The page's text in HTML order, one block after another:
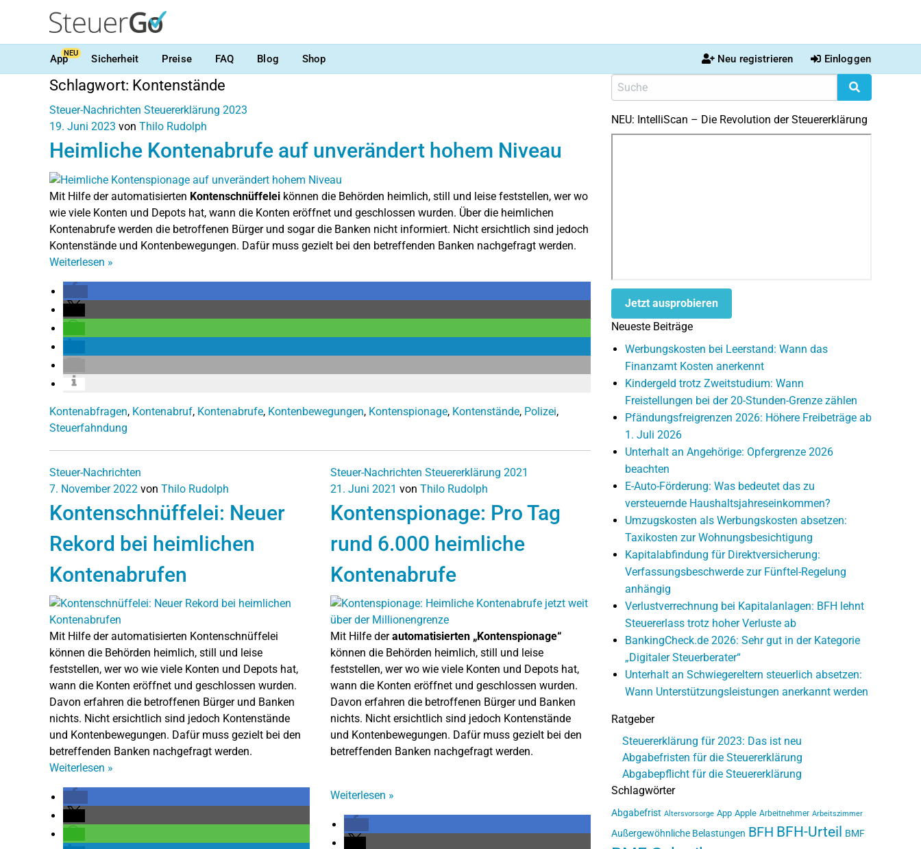
AppNEU Sicherheit Preise FAQ Blog Shop Neu registrieren Einloggen
Schlagwort: Kontenstände
Steuer-Nachrichten Steuererklärung 2023
19. Juni 2023 von Thilo Rudolph
Heimliche Kontenabrufe auf unverändert hohem Niveau
Mit Hilfe der automatisierten Kontenschnüffelei können die Behörden heimlich, still und leise feststellen, wer wo
wie viele Konten und Depots hat, wann die Konten eröffnet und geschlossen wurden. Über die heimlichen
Kontenabrufe werden die betroffenen Bürger und sogar die Banken nicht informiert. Nicht ersichtlich sind jedoch
Kontenstände und Kontenbewegungen. Dafür muss gezielt bei den betreffenden Banken nachgefragt werden.
Weiterlesen »
Kontenabfragen, Kontenabruf, Kontenabrufe, Kontenbewegungen, Kontenspionage, Kontenstände, Polizei,
Steuerfahndung
Steuer-Nachrichten
7. November 2022 von Thilo Rudolph
Kontenschnüffelei: Neuer
Rekord bei heimlichen
Kontenabrufen
Mit Hilfe der automatisierten Kontenschnüffelei
können die Behörden heimlich, still und leise
feststellen, wer wo wie viele Konten und Depots hat,
wann die Konten eröffnet und geschlossen wurden.
Davon erfahren die betroffenen Bürger und Banken
nichts. Nicht ersichtlich sind jedoch Kontenstände
und Kontenbewegungen. Dafür muss gezielt bei den
betreffenden Banken nachgefragt werden.
Weiterlesen »
Steuer-Nachrichten Steuererklärung 2021
21. Juni 2021 von Thilo Rudolph
Kontenspionage: Pro Tag
rund 6.000 heimliche
Kontenabrufe
Mit Hilfe derautomatisierten „Kontenspionage“
können die Behörden heimlich, still und leise
feststellen, wer wo wie viele Konten und Depots hat,
wann die Konten eröffnet und geschlossen wurden.
Davon erfahren die betroffenen Bürger und Banken
nichts. Nicht ersichtlich sind jedoch Kontenstände
und Kontenbewegungen. Dafür muss gezielt bei den
betreffenden Banken nachgefragt werden.
Weiterlesen »
NEU: IntelliScan – Die Revolution der Steuererklärung
Jetzt ausprobieren
Neueste Beiträge
Werbungskosten bei Leerstand: Wann das
Finanzamt Kosten anerkennt
Kindergeld trotz Zweitstudium: Wann
Freistellungen bei der 20-Stunden-Grenze zählen
Pfändungsfreigrenzen 2026: Höhere Freibeträge ab
1. Juli 2026
Unterhalt an Angehörige: Opfergrenze 2026
beachten
E-Auto-Förderung: Was bedeutet das zu
versteuernde Haushaltsjahreseinkommen?
Umzugskosten als Werbungskosten absetzen:
Taxikosten zur Wohnungsbesichtigung
Kapitalabfindung für Direktversicherung:
Verfassungsbeschwerde zur Fünftel-Regelung
anhängig
Verlustverrechnung bei Kapitalanlagen: BFH lehnt
Steuererlass trotz hoher Verluste ab
BankingCheck.de 2026: Sehr gut in der Kategorie
„Digitaler Steuerberater“
Unterhalt an Schwiegereltern steuerlich absetzen:
Wann Unterstützungsleistungen anerkannt werden
Ratgeber
Steuererklärung für 2023: Das ist neu
Abgabefristen für die Steuererklärung
Abgabepflicht für die Steuererklärung
Schlagwörter
Abgabefrist Altersvorsorge App Apple Arbeitnehmer Arbeitszimmer
Außergewöhnliche Belastungen BFH BFH-Urteil BMF